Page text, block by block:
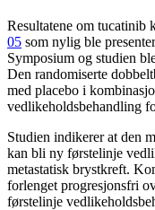
Resultatene om tucatinib
05 som nylig ble
Symposium og studien
Den randomiserte
med placebo i
vedlikeholdsbehandling
Studien indikerer at den
kan bli ny førstelinje
metastatisk brystkreft.
forlenget progresjonsfri
førstelinje